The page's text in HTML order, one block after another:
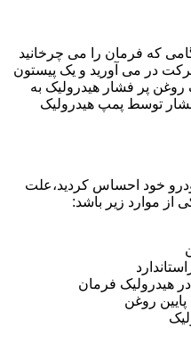
که فرمان را می چرخانید
در می آورید و یک پیستون
پر فشار هیدرولیک به
توسط پمپ هیدرولیک
خود احساس کردید،علت
از موارد زیر باشد:
هیدرولیک فرمان
روغن